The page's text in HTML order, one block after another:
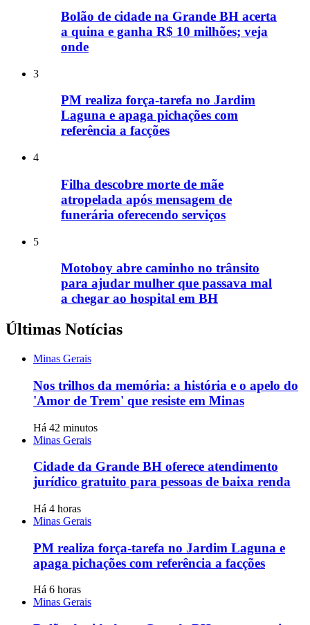
Bolão de cidade na Grande BH acerta
a quina e ganha R$ 10 milhões; veja
onde
3
PM realiza força-tarefa no Jardim
Laguna e apaga pichações com
referência a facções
4
Filha descobre morte de mãe
atropelada após mensagem de
funerária oferecendo serviços
5
Motoboy abre caminho no trânsito
para ajudar mulher que passava mal
a chegar ao hospital em BH
Últimas Notícias
Minas Gerais
Nos trilhos da memória: a história e o apelo do
'Amor de Trem' que resiste em Minas
Há 42 minutos
Minas Gerais
Cidade da Grande BH oferece atendimento
jurídico gratuito para pessoas de baixa renda
Há 4 horas
Minas Gerais
PM realiza força-tarefa no Jardim Laguna e
apaga pichações com referência a facções
Há 6 horas
Minas Gerais